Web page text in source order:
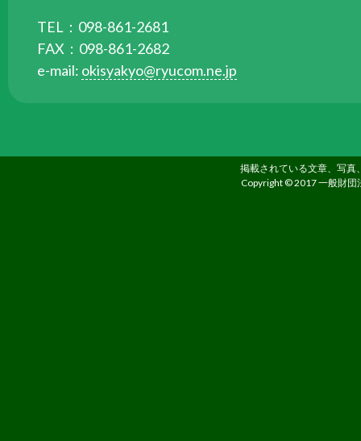
TEL：098-861-2681
FAX：098-861-2682
e-mail: okisyakyo@ryucom.ne.jp
掲載されている文章、写真
Copyright © 2017 一般財団